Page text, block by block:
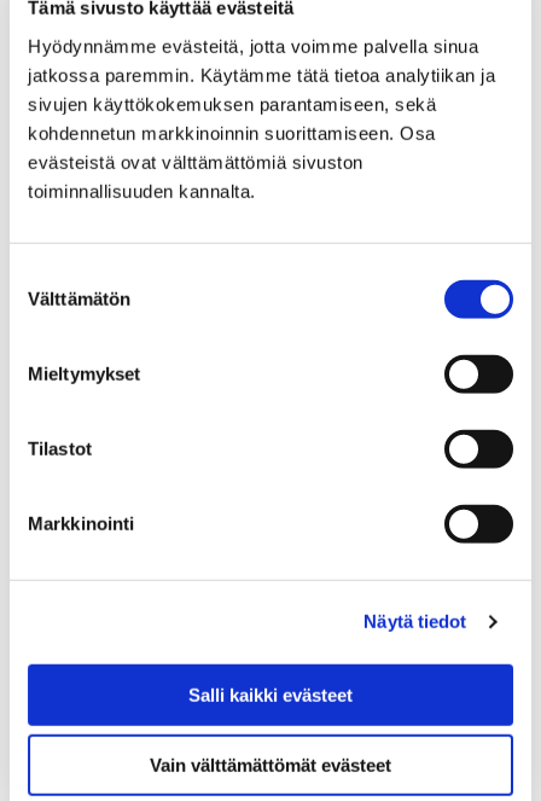
Tämä sivusto käyttää evästeitä
Hyödynnämme evästeitä, jotta voimme palvella sinua
jatkossa paremmin. Käytämme tätä tietoa analytiikan ja
sivujen käyttökokemuksen parantamiseen, sekä
kohdennetun markkinoinnin suorittamiseen. Osa
evästeistä ovat välttämättömiä sivuston
toiminnallisuuden kannalta.
valinta
Välttämätön
Mieltymykset
Tilastot
Markkinointi
Näytä tiedot
Salli kaikki evästeet
Vain välttämättömät evästeet
Built Cultural Heritage and Restoration
Built Cultural Heritage
and Restoration
Heritage